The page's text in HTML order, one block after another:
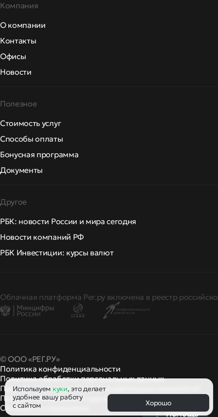
Компания
О компании
Контакты
Офисы
Новости
Полезное
Стоимость услуг
Способы оплаты
Бонусная программа
Документы
Другое
РБК: новости России и мира сегодня
Новости компаний РФ
РБК Инвестиции: курсы валют
Облачная платформа Рег.ру включена в реестр
© ООО «РЕГ.РУ»
Политика конфиденциальности
Политика обработки персональных данных
Правила применения рекомендательных технологий
Правила пользованияи другие
правила и политики
Сообщить о нарушении
Используем куки, это делает
удобнее вашу работу
с сайтом
Хорошо
Помощь